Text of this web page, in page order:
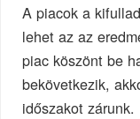
A piacok a
lehet az az
piac köszönt be
bekövetkezik,
időszakot zárunk.